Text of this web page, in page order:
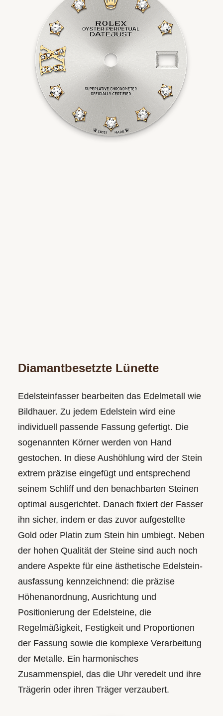
Diamantbesetzte Lünette
Edelsteinfasser bearbeiten das Edelmetall wie
Bildhauer. Zu jedem Edelstein wird eine
individuell passende Fassung gefertigt. Die
sogenannten Körner werden von Hand
gestochen. In diese Aushöhlung wird der Stein
extrem präzise eingefügt und entsprechend
seinem Schliff und den benachbarten Steinen
optimal ausgerichtet. Danach fixiert der Fasser
ihn sicher, indem er das zuvor aufgestellte
Gold oder Platin zum Stein hin umbiegt. Neben
der hohen Qualität der Steine sind auch noch
andere Aspekte für eine ästhetische Edelstein­
ausfassung kennzeichnend: die präzise
Höhen­anordnung, Ausrichtung und
Positionierung der Edelsteine, die
Regelmäßigkeit, Festigkeit und Proportionen
der Fassung sowie die komplexe Verarbeitung
der Metalle. Ein harmonisches
Zusammenspiel, das die Uhr veredelt und ihre
Trägerin oder ihren Träger verzaubert.